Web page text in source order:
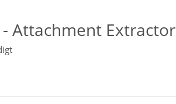
Attachment Extractor